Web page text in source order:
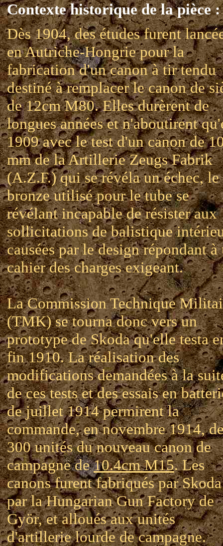
Contexte historique de la pièce :
Dès 1904, des études furent
en Autriche-Hongrie pour la
fabrication d'un canon à tir tendu
destiné à remplacer le canon de
de 12cm M80. Elles durèrent de
longues années et n'aboutirent
1909 avec le test d'un canon de
mm de la Artillerie Zeugs Fabrik
(A.Z.F.) qui se révéla un échec, le
bronze utilisé pour le tube se
révélant incapable de résister aux
sollicitations de balistique
causées par le design répondant à
cahier des charges exigeant.
La Commission Technique
(TMK) se tourna donc vers un
prototype de Skoda qu'elle testa
fin 1910. La réalisation des
modifications demandées à la
de ces tests et des essais en
de juillet 1914 permirent la
commande, en novembre 1914,
300 unités du nouveau canon de
campagne de10.4cm M15. Les
canons furent fabriqués par
par la Hungarian Gun Factory de
Györ, et alloués aux unités
d'artillerie lourde de campagne.